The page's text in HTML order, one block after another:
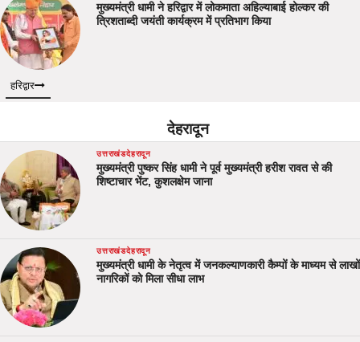
मुख्यमंत्री धामी ने हरिद्वार में लोकमाता अहिल्याबाई होल्कर की
त्रिशताब्दी जयंती कार्यक्रम में प्रतिभाग किया
हरिद्वार
देहरादून
उत्तराखंडदेहरादून
मुख्यमंत्री पुष्कर सिंह धामी ने पूर्व मुख्यमंत्री हरीश रावत से की
शिष्टाचार भेंट, कुशलक्षेम जाना
उत्तराखंडदेहरादून
मुख्यमंत्री धामी के नेतृत्व में जनकल्याणकारी कैम्पों के माध्यम से लाखों
नागरिकों को मिला सीधा लाभ